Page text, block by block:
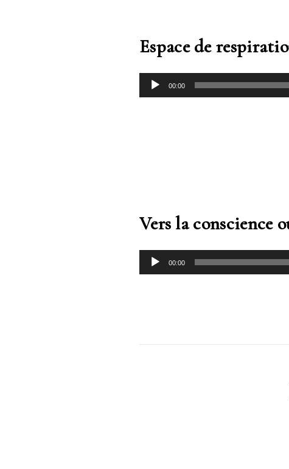
Espace de
00:00
Vers la conscience
00:00